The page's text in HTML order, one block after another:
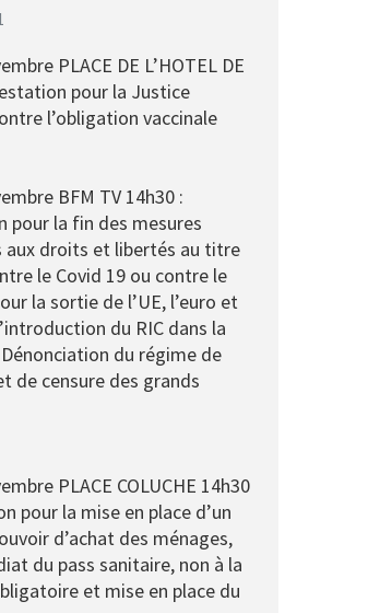
PLACE DE L’HOTEL DE
pour la Justice
l’obligation vaccinale
BFM TV 14h30 :
pour la fin des mesures
droits et libertés au titre
le Covid 19 ou contre le
la sortie de l’UE, l’euro et
du RIC dans la
du régime de
de censure des grands
PLACE COLUCHE 14h30
pour la mise en place d’un
d’achat des ménages,
du pass sanitaire, non à la
et mise en place du